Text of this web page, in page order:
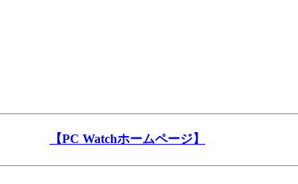
【PC Watchホームページ】